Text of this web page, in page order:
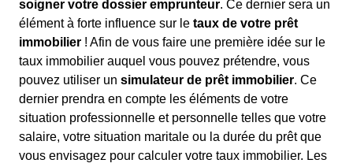
soigner votre dossier emprunteur. Ce dernier sera un
élément à forte influence sur le taux de votre prêt
immobilier ! Afin de vous faire une première idée sur le
taux immobilier auquel vous pouvez prétendre, vous
pouvez utiliser un simulateur de prêt immobilier. Ce
dernier prendra en compte les éléments de votre
situation professionnelle et personnelle telles que votre
salaire, votre situation maritale ou la durée du prêt que
vous envisagez pour calculer votre taux immobilier. Les